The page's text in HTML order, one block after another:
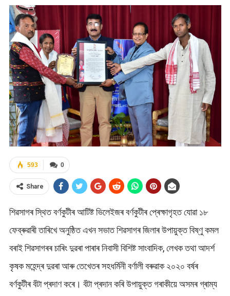
0
593
Share
শিৱসাগৰ স্থিত বৰ্ণকুটীৰ আটিষ্ট ভিলেইজৰ বৰ্ণকুটীৰ প্ৰেক্ষাগৃহত যোৱা ১৮
ফেব্ৰুৱাৰী তাৰিখে অনুষ্ঠিত এখন সভাত শিৱসাগৰ জিলাৰ উপায়ুক্ত বিষ্ণু কমল
বৰাই শিৱসাগৰৰ চাৰিং দুৱৰা পাৰাৰ নিবাসী বিশিষ্ট সাংবাদিক, লেখক তথা আদৰ্শ
কৃষক মহেন্দ্ৰ দুৱৰা আৰু তেখেতৰ সহধৰ্মিনী বৰ্ণালী বৰুৱাক ২০২০ বৰ্ষৰ
বৰ্ণকুটীৰ বঁটা প্ৰদাণ কৰে। বঁটা প্ৰদান কৰি উপায়ুক্ত গৰাকীয়ে অসমৰ গ্ৰাম্য